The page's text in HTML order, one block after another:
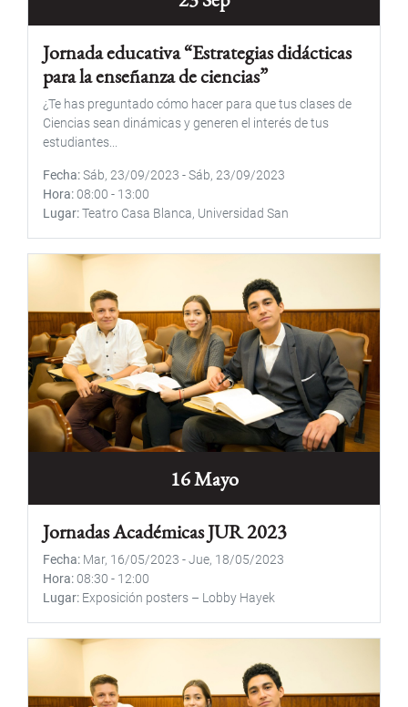
Jornada educativa “Estrategias didácticas
para la enseñanza de ciencias”
¿Te has preguntado cómo hacer para que tus clases de
Ciencias sean dinámicas y generen el interés de tus
estudiantes...
Fecha Sáb, 23/09/2023 -Sáb, 23/09/2023
Hora 08:00 - 13:00
Lugar Teatro Casa Blanca, Universidad San
16 Mayo
Jornadas Académicas JUR 2023
Fecha Mar, 16/05/2023 -Jue, 18/05/2023
Hora 08:30 - 12:00
Lugar Exposición posters – Lobby Hayek